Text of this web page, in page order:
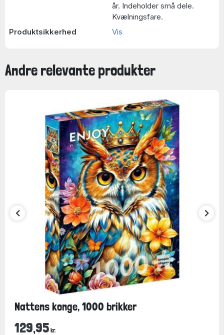
år. Indeholder små dele.
Kvælningsfare.
Produktsikkerhed
Vis
Andre relevante produkter
Nattens konge, 1000 brikker
129,95 kr.